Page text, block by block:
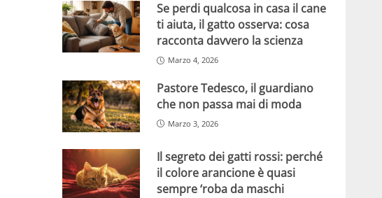
Se perdi qualcosa in casa il cane
ti aiuta, il gatto osserva: cosa
racconta davvero la scienza
Marzo 4, 2026
Pastore Tedesco, il guardiano
che non passa mai di moda
Marzo 3, 2026
Il segreto dei gatti rossi: perché
il colore arancione è quasi
sempre ‘roba da maschi